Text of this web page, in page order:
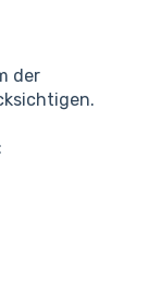
der